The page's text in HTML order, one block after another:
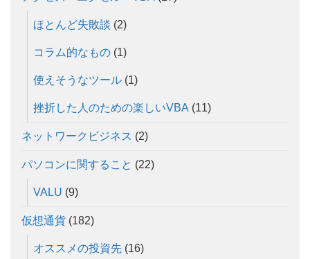
ほとんど失敗談 (2)
コラム的なもの (1)
使えそうなツール (1)
挫折した人のための楽しいVBA (11)
ネットワークビジネス (2)
パソコンに関すること (22)
VALU (9)
仮想通貨 (182)
オススメの投資先 (16)